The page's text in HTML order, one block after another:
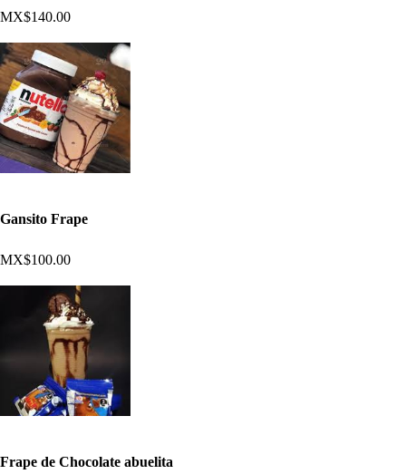
MX$140.00
Gansito Frape
MX$100.00
Frape de Chocolate abuelita